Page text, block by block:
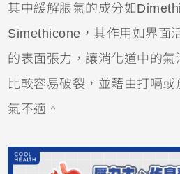
其中緩解脹氣的成分如
Simethicone，其作用如界面
的表面張力，讓消化道中的
比較容易破裂，並藉由打嗝
氣不適。